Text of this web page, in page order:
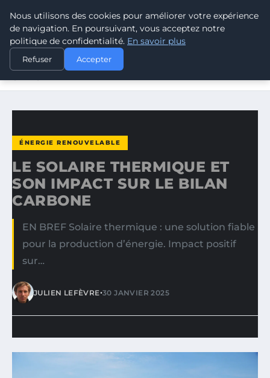
CLIMATE RESPONSE BLOG
ACCUEIL
ÉNERGIE RENOUVELABLE
LE SOLAIRE THERMIQUE ET SON IMPACT SUR LE BILAN
ÉNERGIE RENOUVELABLE
LE SOLAIRE THERMIQUE ET
SON IMPACT SUR LE BILAN
CARBONE
EN BREF Solaire thermique : une solution fiable
pour la production d’énergie. Impact positif
sur…
JULIEN LEFÈVRE•30 JANVIER 2025
Nous utilisons des cookies pour améliorer votre expérience
de navigation. En poursuivant, vous acceptez notre
politique de confidentialité. En savoir plus
Refuser Accepter